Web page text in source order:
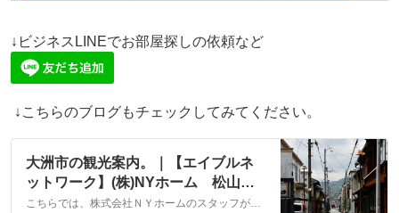
↓ビジネスLINEでお部屋探しの依頼など
↓こちらのブログもチェックしてみてください。
大洲市の観光案内。｜【エイブルネ
ットワーク】(株)NYホーム 松山
市・大洲市の賃貸・不動産
こちらでは、株式会社ＮＹホームのスタッフが執筆したスタッフブログ記事、「大洲市の観光案内。」をご紹介しております。他にも様々なテーマの記事がありますので、お住まい探しの合間にぜひご一読ください！